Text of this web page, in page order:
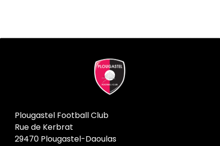
Plougastel Football Club
Rue de Kerbrat
29470 Plougastel-Daoulas